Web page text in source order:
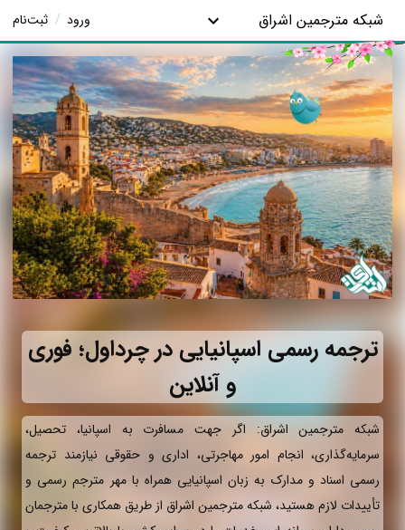
شبکه مترجمین اشراق ورود / ثبت‌نام
ترجمه رسمی اسپانیایی در چرداول؛ فوری
و آنلاین
شبکه مترجمین اشراق: اگر جهت مسافرت به اسپانیا، تحصیل،
سرمایه‌گذاری، انجام امور مهاجرتی، اداری و حقوقی نیازمند ترجمه
رسمی اسناد و مدارک به زبان اسپانیایی همراه با مهر مترجم رسمی و
تأییدات لازم هستید، شبکه مترجمین اشراق از طریق همکاری با مترجمان